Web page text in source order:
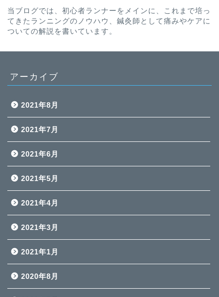
当ブログでは、初心者ランナーをメインに、これまで培っ
てきたランニングのノウハウ、鍼灸師として痛みやケアに
ついての解説を書いています。
アーカイブ
2021年8月
2021年7月
2021年6月
2021年5月
2021年4月
2021年3月
2021年1月
2020年8月